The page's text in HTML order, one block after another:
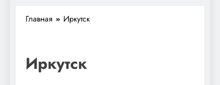
Главная Иркутск
Иркутск